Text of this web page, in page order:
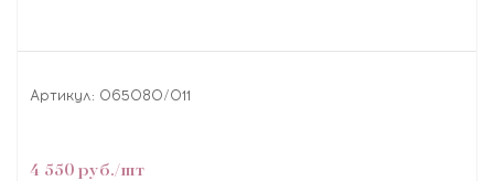
Артикул: 065080/011
4 550 руб./шт